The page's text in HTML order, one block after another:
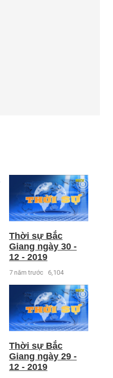
Thời sự Bắc
Giang ngày 30 -
12 - 2019
7 năm trước 6,104
Thời sự Bắc
Giang ngày 29 -
12 - 2019